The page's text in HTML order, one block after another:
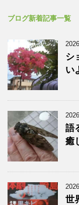
ブログ新着記事一覧
シ
い
語
癒
世